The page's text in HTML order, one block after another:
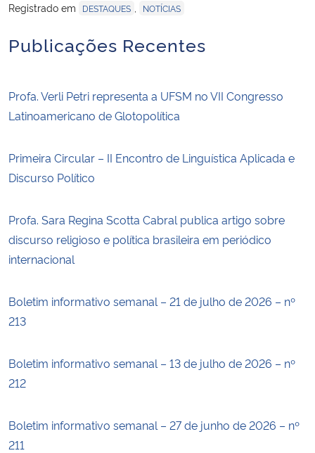
Registrado em
DESTAQUES NOTÍCIAS
Publicações Recentes
Profa. Verli Petri representa a UFSM no VII Congresso
Latinoamericano de Glotopolítica
Primeira Circular – II Encontro de Linguística Aplicada e
Discurso Político
Profa. Sara Regina Scotta Cabral publica artigo sobre
discurso religioso e política brasileira em periódico
internacional
Boletim informativo semanal – 21 de julho de 2026 – nº
213
Boletim informativo semanal – 13 de julho de 2026 – nº
212
Boletim informativo semanal – 27 de junho de 2026 – nº
211